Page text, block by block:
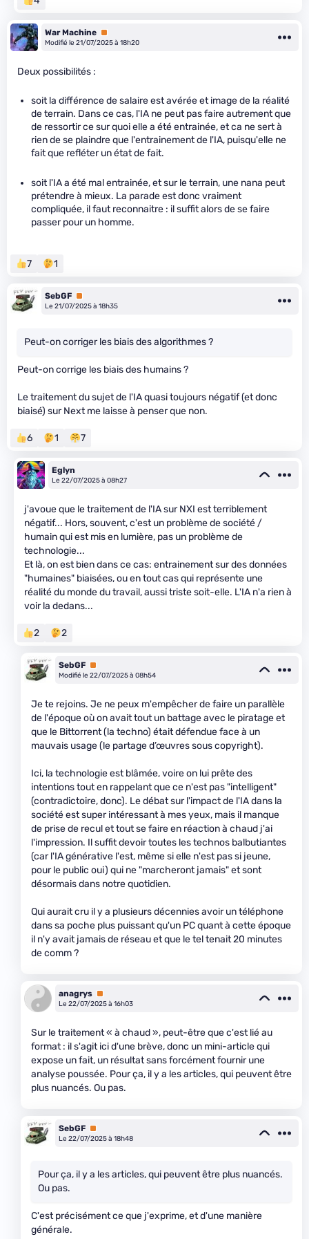
War Machine Premium
Modifié le 21/07/2025 à 18h20
Deux possibilités :
soit la différence de salaire est avérée et image de la réalité
de terrain. Dans ce cas, l'IA ne peut pas faire autrement que
de ressortir ce sur quoi elle a été entrainée, et ca ne sert à
rien de se plaindre que l'entrainement de l'IA, puisqu'elle ne
fait que refléter un état de fait.
soit l'IA a été mal entrainée, et sur le terrain, une nana peut
prétendre à mieux. La parade est donc vraiment
compliquée, il faut reconnaitre : il suffit alors de se faire
passer pour un homme.
7 1
SebGF Premium
Le 21/07/2025 à 18h35
Peut-on corriger les biais des algorithmes ?
Peut-on corrige les biais des humains ?
Le traitement du sujet de l'IA quasi toujours négatif (et donc
biaisé) sur Next me laisse à penser que non.
6 1 7
Eglyn
Le 22/07/2025 à 08h27
j'avoue que le traitement de l'IA sur NXI est terriblement
négatif... Hors, souvent, c'est un problème de société /
humain qui est mis en lumière, pas un problème de
technologie...
Et là, on est bien dans ce cas: entrainement sur des données
"humaines" biaisées, ou en tout cas qui représente une
réalité du monde du travail, aussi triste soit-elle. L'IA n'a rien à
voir la dedans...
2 2
SebGF Premium
Modifié le 22/07/2025 à 08h54
Je te rejoins. Je ne peux m'empêcher de faire un parallèle
de l'époque où on avait tout un battage avec le piratage et
que le Bittorrent (la techno) était défendue face à un
mauvais usage (le partage d’œuvres sous copyright).
Ici, la technologie est blâmée, voire on lui prête des
intentions tout en rappelant que ce n'est pas "intelligent"
(contradictoire, donc). Le débat sur l'impact de l'IA dans la
société est super intéressant à mes yeux, mais il manque
de prise de recul et tout se faire en réaction à chaud j'ai
l'impression. Il suffit devoir toutes les technos balbutiantes
(car l'IA générative l'est, même si elle n'est pas si jeune,
pour le public oui) qui ne "marcheront jamais" et sont
désormais dans notre quotidien.
Qui aurait cru il y a plusieurs décennies avoir un téléphone
dans sa poche plus puissant qu'un PC quant à cette époque
il n'y avait jamais de réseau et que le tel tenait 20 minutes
de comm ?
anagrys Premium
Le 22/07/2025 à 16h03
Sur le traitement « à chaud », peut-être que c'est lié au
format : il s'agit ici d'une brève, donc un mini-article qui
expose un fait, un résultat sans forcément fournir une
analyse poussée. Pour ça, il y a les articles, qui peuvent être
plus nuancés. Ou pas.
SebGF Premium
Le 22/07/2025 à 18h48
Pour ça, il y a les articles, qui peuvent être plus nuancés.
Ou pas.
C'est précisément ce que j'exprime, et d'une manière
générale.